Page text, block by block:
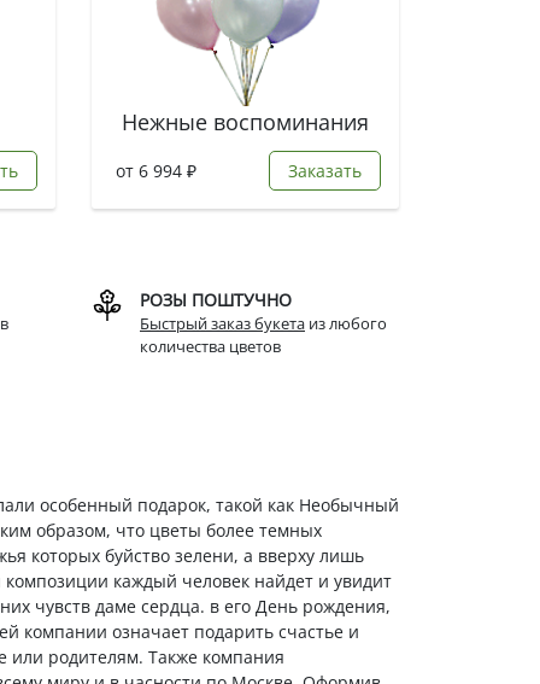
Нежные воспоминания
от 6 994 ₽ Заказать
РОЗЫ ПОШТУЧНО
Быстрый заказ букета из любого
количества цветов
особенный подарок, такой как Необычный
образом, что цветы более темных
которых буйство зелени, а вверху лишь
каждый человек найдет и увидит
чувств даме сердца. в его День рождения,
компании означает подарить счастье и
или родителям. Также компания